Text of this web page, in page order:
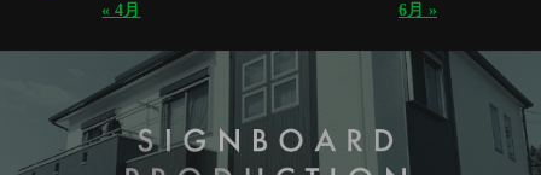
« 4月 6月 »